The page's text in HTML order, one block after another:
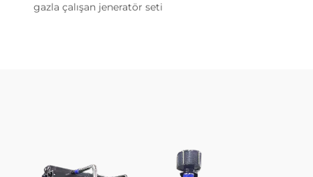
gazla çalışan jeneratör seti